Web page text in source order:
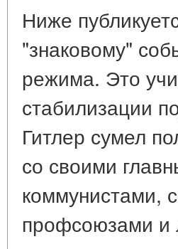
Ниже
"знаковому"
режима. Это
стабилизации
Гитлер сумел
со своими
коммунистами,
профсоюзами и